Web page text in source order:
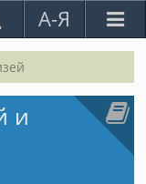
А-Я
и